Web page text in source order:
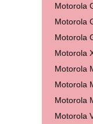
Motorola
Motorola
Motorola
Motorola
Motorola
Motorola
Motorola
Motorola